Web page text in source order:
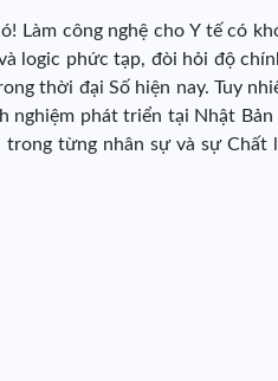
Làm công nghệ cho Y tế có
logic phức tạp, đòi hỏi độ
thời đại Số hiện nay. Tuy
nghiệm phát triển tại Nhật
từng nhân sự và sự Chất